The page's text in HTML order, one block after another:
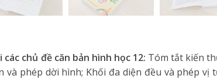
chủ đề căn bản hình học 12: Tóm tắt kiến
và phép dời hình; Khối đa diện đều và phép